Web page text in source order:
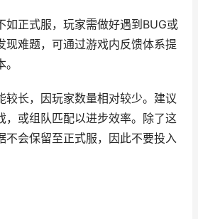
如正式服，玩家需做好遇到BUG或
现难题，可通过游戏内反馈体系提
较长，因玩家数量相对较少。建议
，或组队匹配以进步效率。除了这
不会保留至正式服，因此不要投入